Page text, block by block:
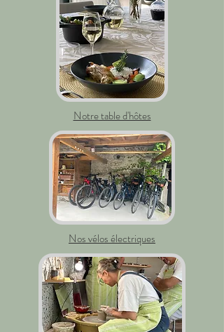
Notre table d'hôtes
Nos vélos électriques